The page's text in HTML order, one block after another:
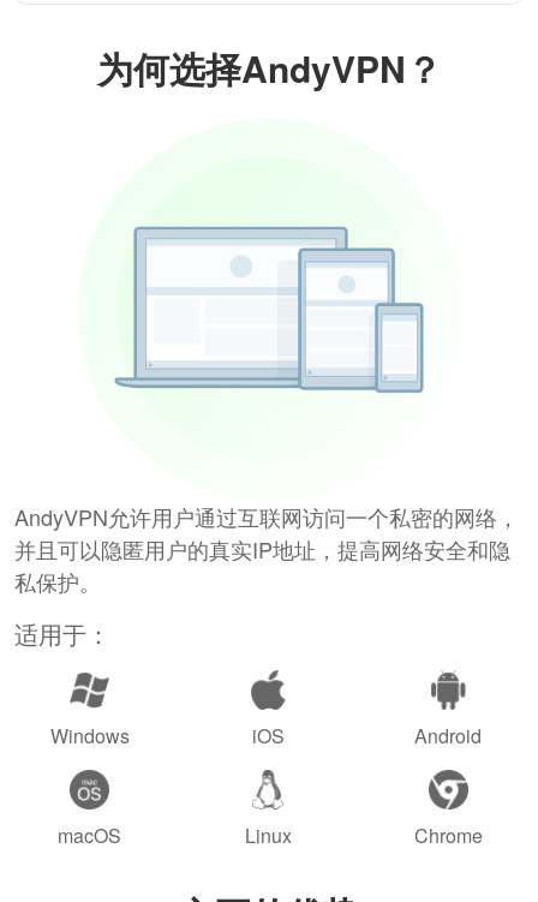
为何选择AndyVPN？
AndyVPN允许用户通过互联网访问一个私密的网络，
并且可以隐匿用户的真实IP地址，提高网络安全和隐
私保护。
适用于：
Windows iOS Android
macOS Linux Chrome